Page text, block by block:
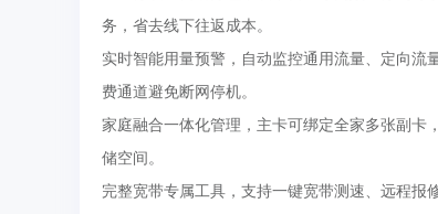
务，省去线下往返成本。
实时智能用量预警，自动监控通用流量、定向
费通道避免断网停机。
家庭融合一体化管理，主卡可绑定全家多张副卡
储空间。
完整宽带专属工具，支持一键宽带测速、远程